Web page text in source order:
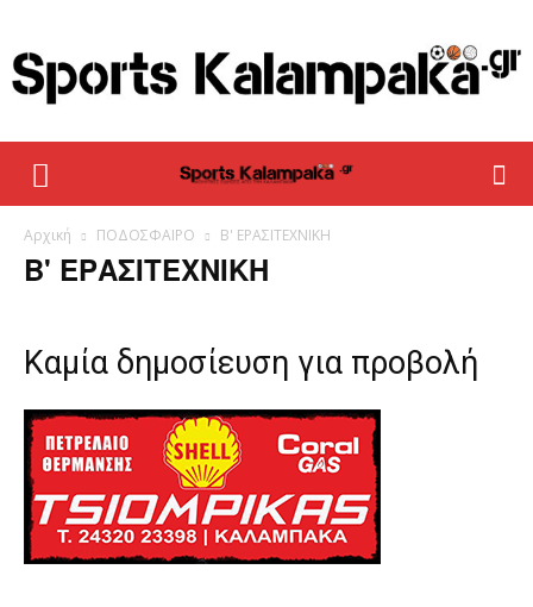
sportskalampaka
Αρχική ΠΟΔΟΣΦΑΙΡΟ Β' ΕΡΑΣΙΤΕΧΝΙΚΗ
Β' ΕΡΑΣΙΤΕΧΝΙΚΗ
Καμία δημοσίευση για προβολή